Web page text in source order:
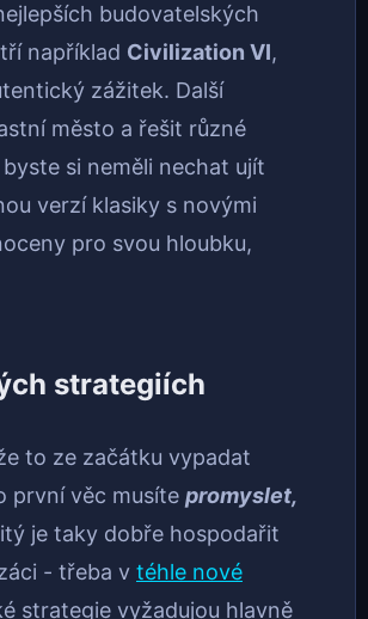
budovatelských
například Civilization VI,
zážitek. Další
město a řešit různé
si neměli nechat ujít
verzí klasiky s novými
pro svou hloubku,
strategiích
to ze začátku vypadat
první věc musíte promyslet,
je taky dobře hospodařit
- třeba v téhle nové
strategie vyžadujou hlavně